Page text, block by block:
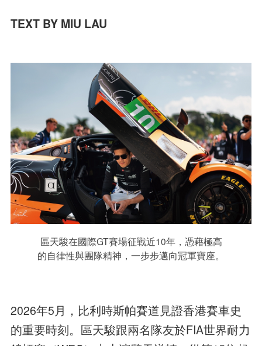
TEXT BY MIU LAU
區天駿在國際GT賽場征戰近10年，憑藉極高
的自律性與團隊精神，一步步邁向冠軍寶座。
2026年5月，比利時斯帕賽道見證香港賽車史
的重要時刻。區天駿跟兩名隊友於FIA世界耐力